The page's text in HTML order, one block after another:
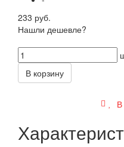
233 руб.
Нашли дешевле?
В корзину